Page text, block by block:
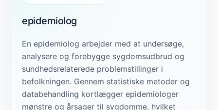
epidemiolog
En epidemiolog arbejder med at undersøge,
analysere og forebygge sygdomsudbrud og
sundhedsrelaterede problemstillinger i
befolkningen. Gennem statistiske metoder og
databehandling kortlægger epidemiologer
mønstre og årsager til sygdomme, hvilket